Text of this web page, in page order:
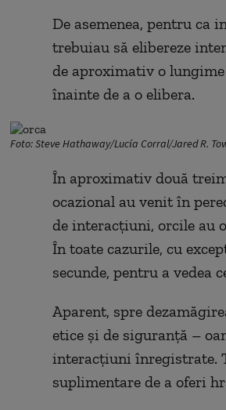
De asemenea, pentru ca
trebuiau să elibereze
de aproximativ o
înainte de a o elibera.
Foto: Steve Hathaway/Lucía Corral/Jared R.
În aproximativ două
ocazional au venit în
de interacțiuni, orcile au
În toate cazurile, cu
secunde, pentru a vedea
Aparent, spre
etice și de siguranță –
interacțiuni înregistrate.
suplimentare de a oferi